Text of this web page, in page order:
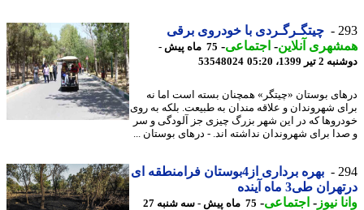
چیتگـرگـردی با خودروی برقی
آنلاین-اجتماعی-
75 ماه پیش -
1399، 05:20
53548024
بوستان «چیتگر» همچنان بسته است اما نه
شهروندان و علاقه مندان به طبیعت. بلکه به روی
که در این شهر بزرگ چیزی جز آلودگی و سر
برای شهروندان نداشته اند. - درهای بوستان ...
بهره برداری از4بوستان فرامنطقه ای
طی3 ماه آینده
نیوز-اجتماعی-
75 ماه پیش - سه شنبه 27